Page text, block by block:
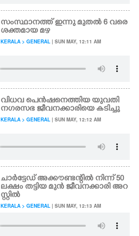
സംസ്ഥാനത്ത് ഇന്നു മുതൽ 6 വരെ
ശക്തമായ മഴ
KERALA > GENERAL | SUN MAY, 12:11 AM
വിധവ പെൻഷനെത്തിയ യുവതി
നഗരസഭ ജീവനക്കാരിയെ കടിച്ചു
KERALA > GENERAL | SUN MAY, 12:12 AM
ചാർട്ടേഡ് അക്കൗണ്ടന്റിൽ നിന്ന് 50
ലക്ഷം തട്ടിയ മുൻ ജീവനക്കാരി അറ
സ്റ്റിൽ
KERALA > GENERAL | SUN MAY, 12:13 AM